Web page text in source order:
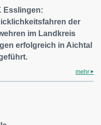
Esslingen:
der
im Landkreis
erfolgreich in Aichtal
mehr